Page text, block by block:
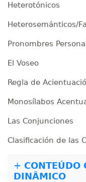
Heterotónicos
Heterosemánticos/
Pronombres
El Voseo
Regla de
Monosílabos
Las Conjunciones
Clasificación de las
+ CONTEÚDO
DINÂMICO